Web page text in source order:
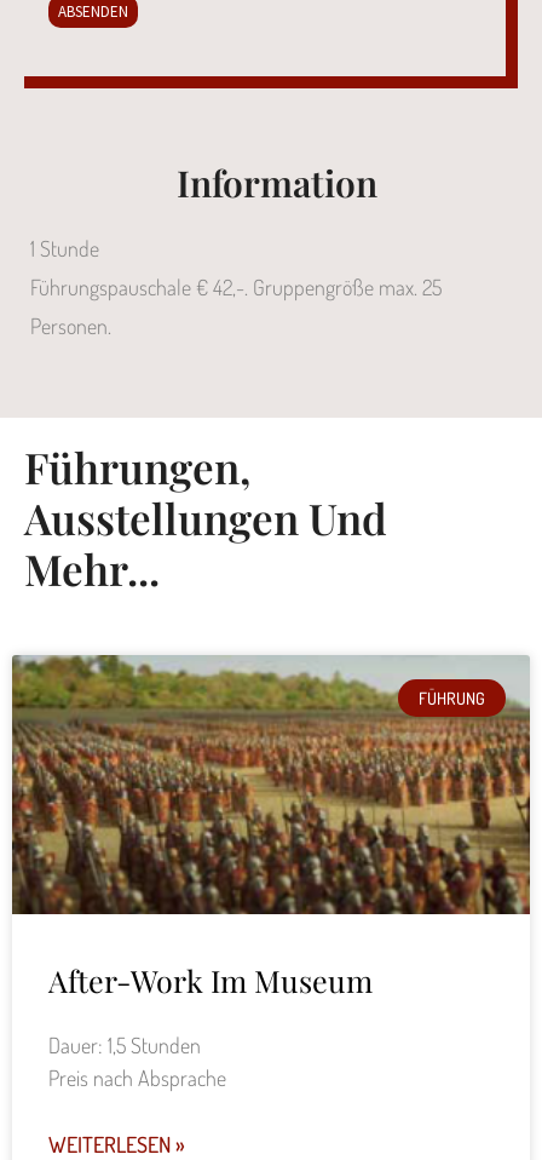
ABSENDEN
Information
1 Stunde
Führungspauschale € 42,-. Gruppengröße max. 25
Personen.
Führungen,
Ausstellungen Und
Mehr...
FÜHRUNG
After-Work Im Museum
Dauer: 1,5 Stunden
Preis nach Absprache
WEITERLESEN »